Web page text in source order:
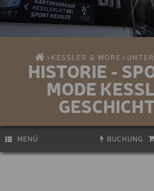
KESSLER & MORE
HISTORIE -
MODE
MENÜ BUCHUNG